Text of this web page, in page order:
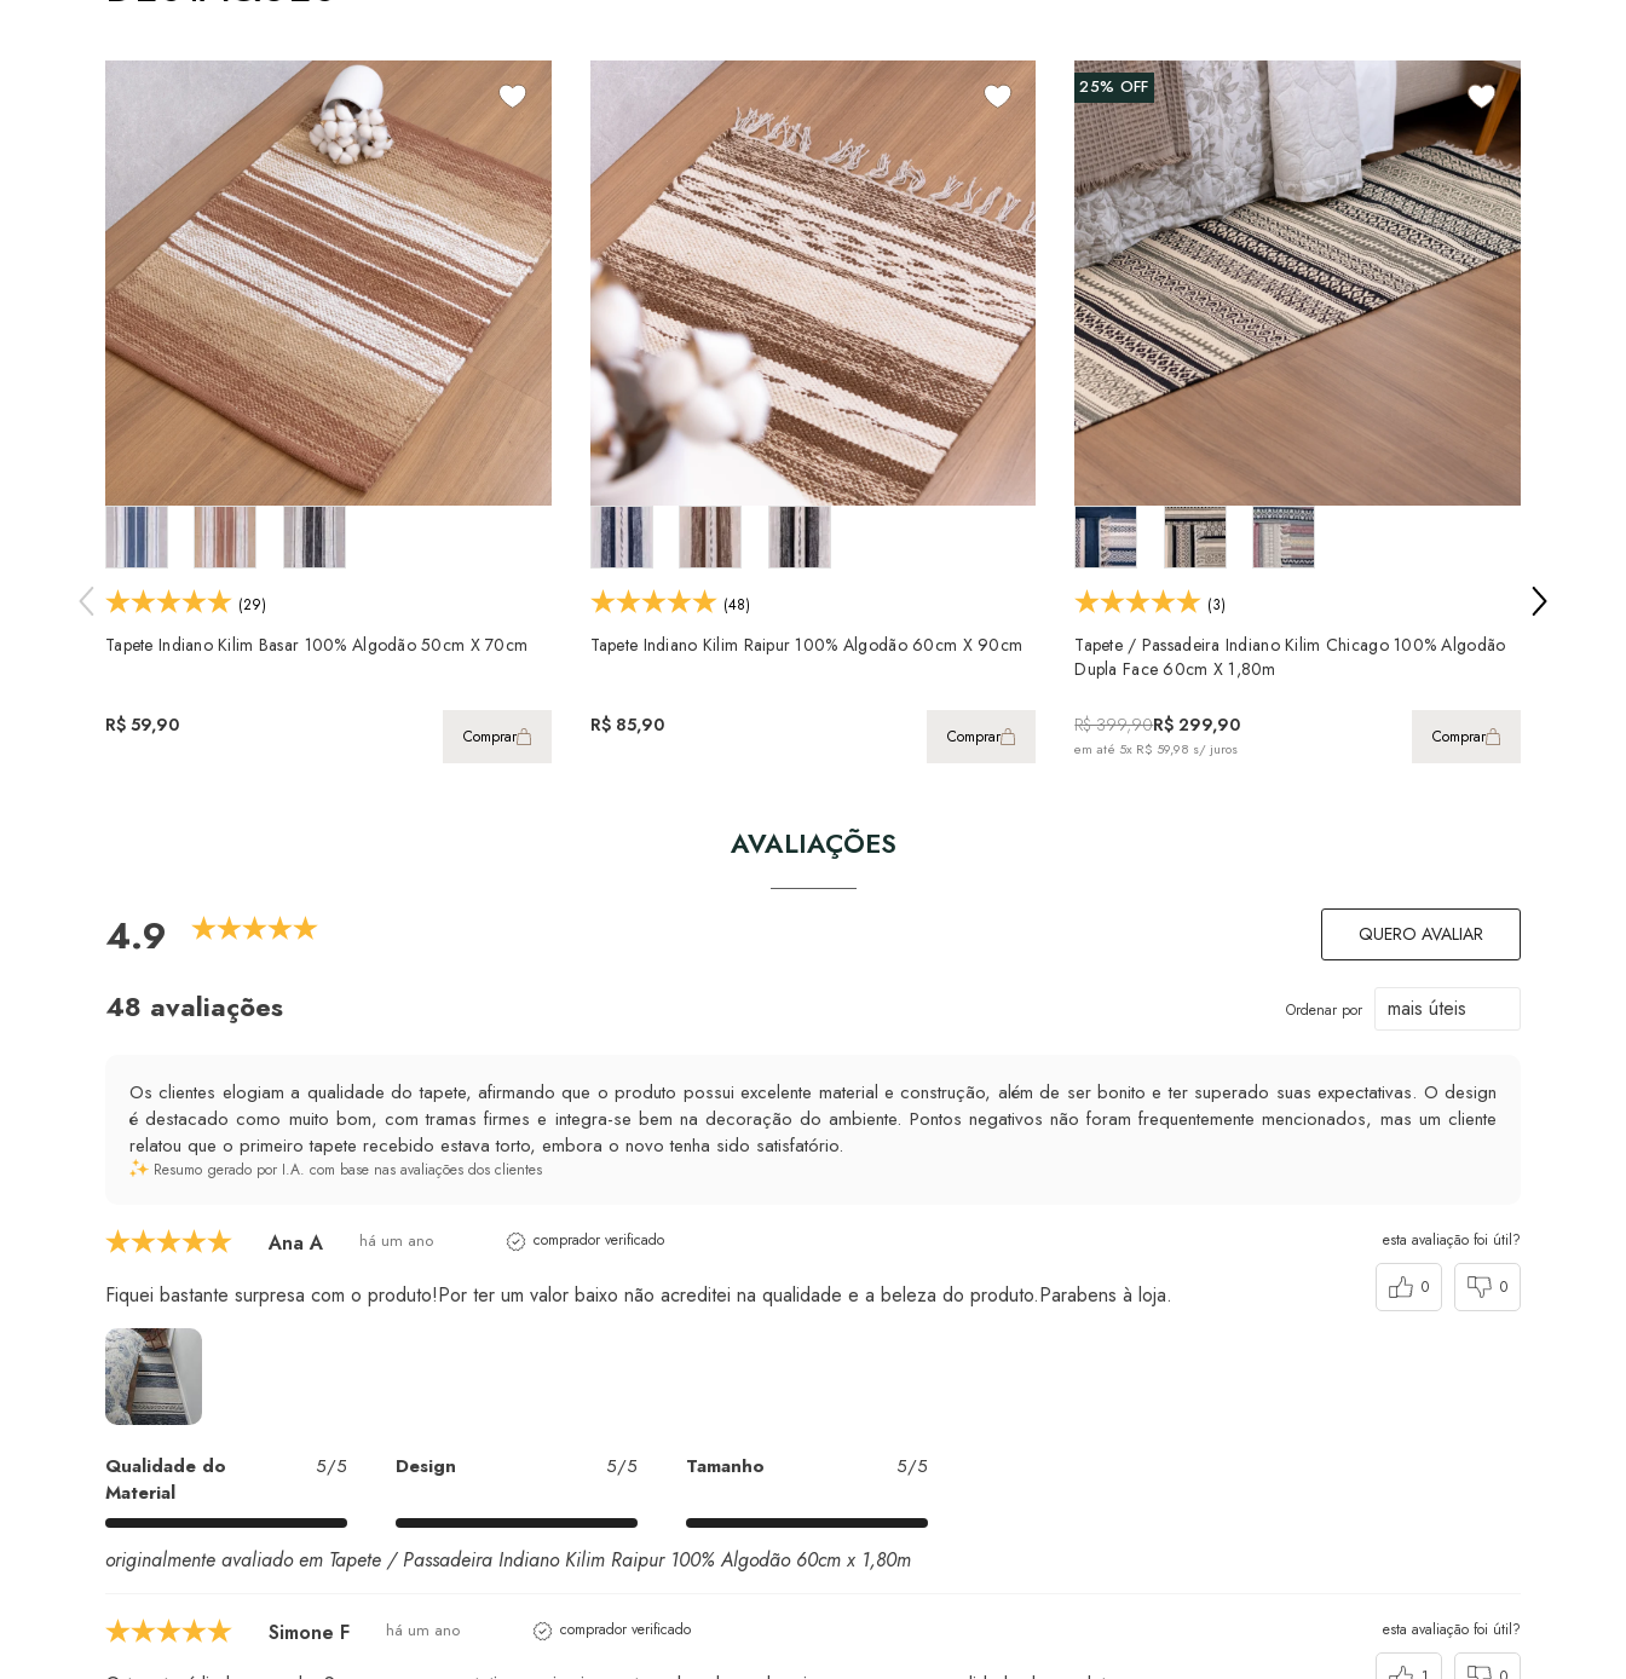
(29)
Tapete Indiano Kilim Basar 100% Algodão 50cm X 70cm
R$ 59,90 Comprar
(48)
Tapete Indiano Kilim Raipur 100% Algodão 60cm X 90cm
R$ 85,90 Comprar
25% OFF
(3)
Tapete / Passadeira Indiano Kilim Chicago 100% Algodão
Dupla Face 60cm X 1,80m
R$ 399,90R$ 299,90
em até 5x R$ 59,98 s/ juros
Comprar
AVALIAÇÕES
4.9 QUERO AVALIAR
48 avaliações Ordenar por
Os clientes elogiam a qualidade do tapete, afirmando que o produto possui excelente material e construção, além de ser bonito e ter superado suas expectativas. O design
é destacado como muito bom, com tramas firmes e integra-se bem na decoração do ambiente. Pontos negativos não foram frequentemente mencionados, mas um cliente
relatou que o primeiro tapete recebido estava torto, embora o novo tenha sido satisfatório.
Resumo gerado por I.A. com base nas avaliações dos clientes
Ana A há um ano comprador verificado
Fiquei bastante surpresa com o produto!Por ter um valor baixo não acreditei na qualidade e a beleza do produto.Parabens à loja.
Qualidade do
Material
5/5 Design 5/5 Tamanho 5/5
originalmente avaliado em Tapete / Passadeira Indiano Kilim Raipur 100% Algodão 60cm x 1,80m
esta avaliação foi útil?
0 0
Simone F há um ano comprador verificado esta avaliação foi útil?